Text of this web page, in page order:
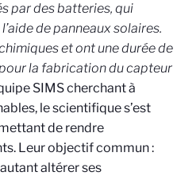
par des batteries, qui
de panneaux solaires.
et ont une durée de
la fabrication du capteur
SIMS cherchant à
le scientifique s’est
de rendre
. Leur objectif commun :
altérer ses